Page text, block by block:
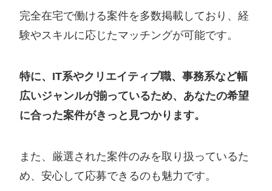
リードエンジニア
完全在宅で働ける案件を多数掲載しており、経
験やスキルに応じたマッチングが可能です。
特に、IT系やクリエイティブ職、事務系など幅
広いジャンルが揃っているため、あなたの希望
に合った案件がきっと見つかります。
また、厳選された案件のみを取り扱っているた
め、安心して応募できるのも魅力です。